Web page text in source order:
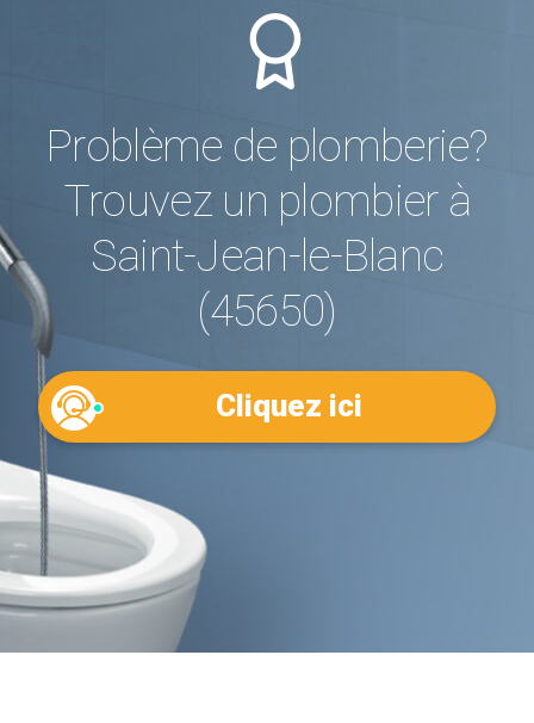
Problème de plomberie?
Trouvez un plombier à
Saint-Jean-le-Blanc
(45650)
Cliquez ici